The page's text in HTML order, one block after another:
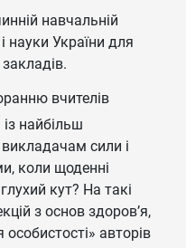
навчальній
науки України для
вчителів
найбільш
сили і
коли щоденні
кут? На такі
з основ здоров’я,
авторів